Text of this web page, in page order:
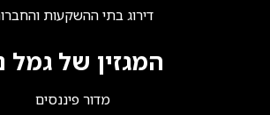
דירוג בתי ההשקעות
המגזין של גמל
מדור פיננסים